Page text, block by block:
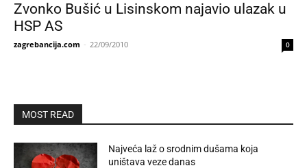
Zvonko Bušić u Lisinskom najavio ulazak u
HSP AS
zagrebancija.com - 22/09/2010 0
MOST READ
Najveća laž o srodnim dušama koja
uništava veze danas